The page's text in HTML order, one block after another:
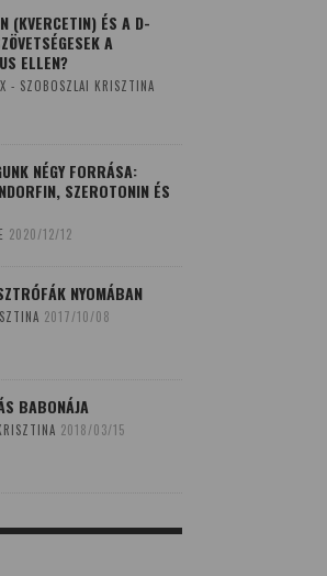
(KVERCETIN) ÉS A D-
A
ELLEN?
- SZOBOSZLAI KRISZTINA
NÉGY FORRÁSA:
SZEROTONIN ÉS
2020/12/12
NYOMÁBAN
2017/10/08
BABONÁJA
2018/03/15